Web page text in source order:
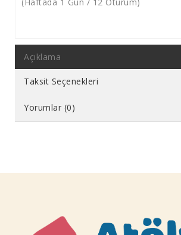
Açıklama
Taksit Seçenekleri
Yorumlar (0)